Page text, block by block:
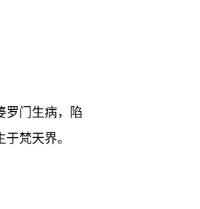
罗门生病，陷
梵天界。